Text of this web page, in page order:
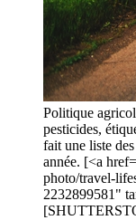
Politique
pesticides,
fait une liste
année. [<a
photo/travel-
2232899581"